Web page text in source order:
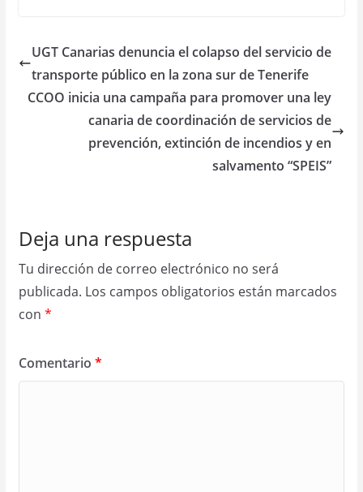
UGT Canarias denuncia el colapso del servicio de
transporte público en la zona sur de Tenerife
CCOO inicia una campaña para promover una ley
canaria de coordinación de servicios de
prevención, extinción de incendios y en
salvamento “SPEIS”
Deja una respuesta
Tu dirección de correo electrónico no será
publicada. Los campos obligatorios están marcados
con *
Comentario *